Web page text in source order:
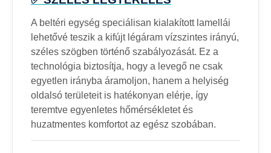
A beltéri egység speciálisan kialakított lamellái
lehetővé teszik a kifújt légáram vízszintes irányú,
széles szögben történő szabályozását. Ez a
technológia biztosítja, hogy a levegő ne csak
egyetlen irányba áramoljon, hanem a helyiség
oldalsó területeit is hatékonyan elérje, így
teremtve egyenletes hőmérsékletet és
huzatmentes komfortot az egész szobában.